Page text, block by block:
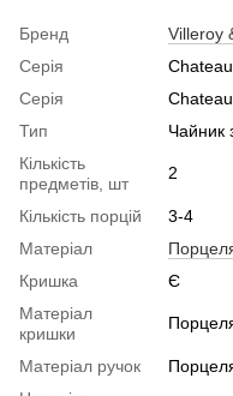
Бренд
Villeroy
Серія
Серія
Тип
Чайник
Кількість
предметів, шт
2
Кількість порцій
3-4
Матеріал
Кришка
Є
Матеріал
кришки
Матеріал ручок